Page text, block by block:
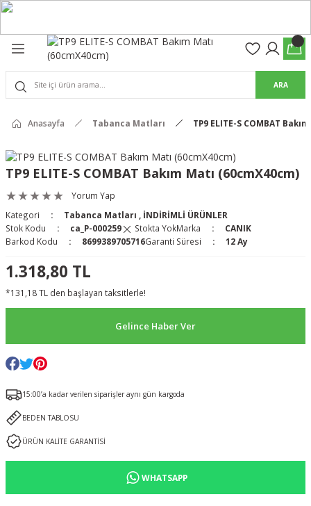
Pro Pantolon
Pantolon
& Kalkanlar
Well) ve Arka Kabzalar
ARA
Anasayfa Tabanca Matları TP9 ELITE-S COMBAT
TP9 ELITE-S COMBAT Bakım Matı (60cmX40cm)
Yorum Yap
Kategori
Tabanca Matları
İNDİRİMLİ ÜRÜNLER
Stok Kodu
ca_P-000259 Stokta YokMarka
CANIK
Barkod Kodu
8699389705716Garanti Süresi 12 Ay
1.318,80 TL
*131,18 TL den başlayan taksitlerle!
Gelince Haber Ver
15:00’a kadar verilen siparişler aynı gün kargoda
BEDEN TABLOSU
ÜRÜN KALİTE GARANTİSİ
WHATSAPP